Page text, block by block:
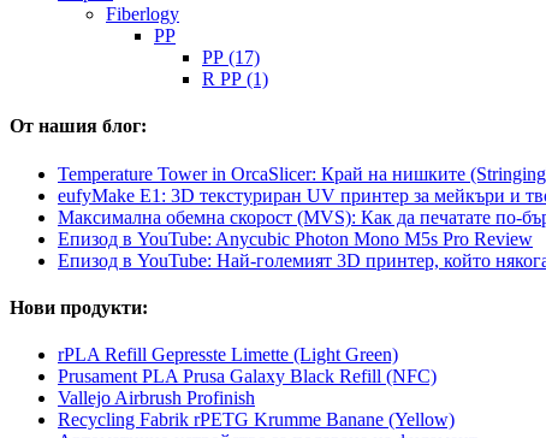
Fiberlogy
PP
PP (17)
R PP (1)
От нашия блог:
Temperature Tower in OrcaSlicer: Край на нишките
eufyMake E1: 3D текстуриран UV принтер за мейкъри и
Максимална обемна скорост (MVS): Как да печатате по-
Епизод в YouTube: Anycubic Photon Mono M5s Pro Review
Епизод в YouTube: Най-големият 3D принтер, който
Нови продукти:
rPLA Refill Gepresste Limette (Light Green)
Prusament PLA Prusa Galaxy Black Refill (NFC)
Vallejo Airbrush Profinish
Recycling Fabrik rPETG Krumme Banane (Yellow)